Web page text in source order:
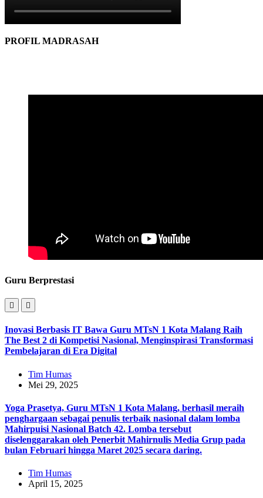
PROFIL MADRASAH
Guru Berprestasi
Inovasi Berbasis IT Bawa Guru MTsN 1 Kota Malang Raih
The Best 2 di Kompetisi Nasional, Menginspirasi Transformasi
Pembelajaran di Era Digital
Tim Humas
Mei 29, 2025
Yoga Prasetya, Guru MTsN 1 Kota Malang, berhasil meraih
penghargaan sebagai penulis terbaik nasional dalam lomba
Mahirpuisi Nasional Batch 42. Lomba tersebut
diselenggarakan oleh Penerbit Mahirnulis Media Grup pada
bulan Februari hingga Maret 2025 secara daring.
Tim Humas
April 15, 2025